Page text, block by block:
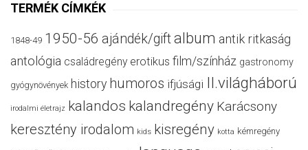
TERMÉK CÍMKÉK
1848-49 1950-56 ajándék/giftalbum antik ritkaság
antológia családregény erotikus film/színház gastronomy
gyógynövények history humoros ifjúsági II.világháború
irodalmi életrajz kalandos kalandregény Karácsony
keresztény irodalom kids kisregény kotta kémregény